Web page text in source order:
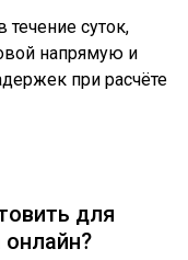
суток,
напрямую и
при расчёте
для
онлайн?